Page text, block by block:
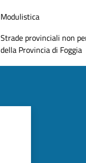
Modulistica
Strade provinciali non
della Provincia di Foggia